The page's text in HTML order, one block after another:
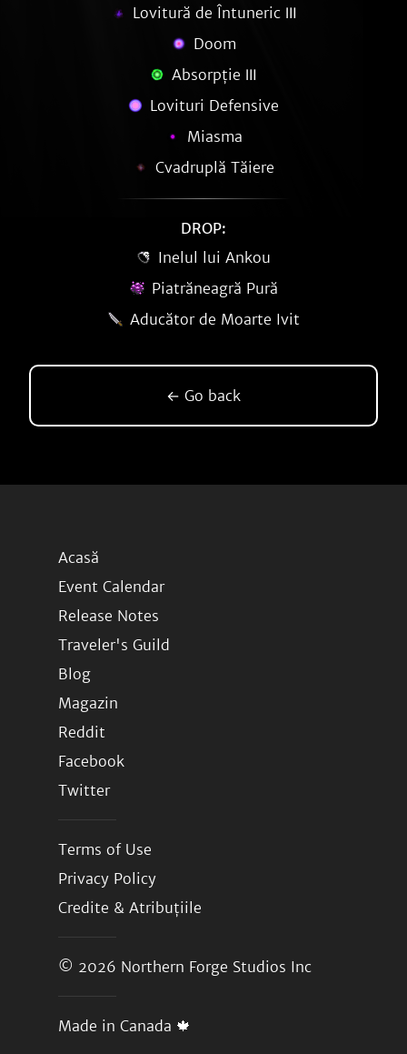
Lovitură de Întuneric Ⅲ
Doom
Absorpție Ⅲ
Lovituri Defensive
Miasma
Cvadruplă Tăiere
DROP:
Inelul lui Ankou
Piatrăneagră Pură
Aducător de Moarte Ivit
← Go back
Acasă
Event Calendar
Release Notes
Traveler's Guild
Blog
Magazin
Reddit
Facebook
Twitter
Terms of Use
Privacy Policy
Credite & Atribuțiile
© 2026 Northern Forge Studios Inc
Made in Canada 🍁